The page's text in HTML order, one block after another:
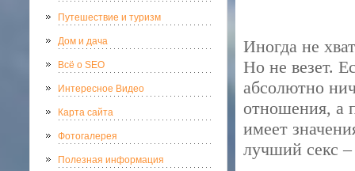
Путешествие и туризм
Дом и дача
Всё о SEO
Интересное Видео
Карта сайта
Фотогалерея
Полезная информация
Иногда не
Но не везет.
абсолютно
отношения, а
имеет
лучший секс –